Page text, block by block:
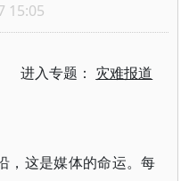
15:05
进入专题： 灾难报道
，这是媒体的命运。每